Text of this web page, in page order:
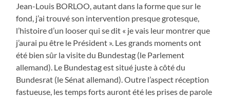
Jean-Louis BORLOO, autant dans la forme que sur le
fond, j’ai trouvé son intervention presque grotesque,
l’histoire d’un looser qui se dit « je vais leur montrer que
j’aurai pu être le Président ». Les grands moments ont
été bien sûr la visite du Bundestag (le Parlement
allemand). Le Bundestag est situé juste à côté du
Bundesrat (le Sénat allemand). Outre l’aspect réception
fastueuse, les temps forts auront été les prises de parole